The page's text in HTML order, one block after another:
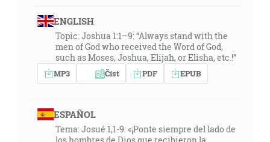
ENGLISH
Topic: Joshua 1:1–9: “Always stand with the
men of God who received the Word of God,
such as Moses, Joshua, Elijah, or Elisha, etc.!”
MP3 Číst PDF EPUB
ESPAÑOL
Tema: Josué 1,1-9: «¡Ponte siempre del lado de